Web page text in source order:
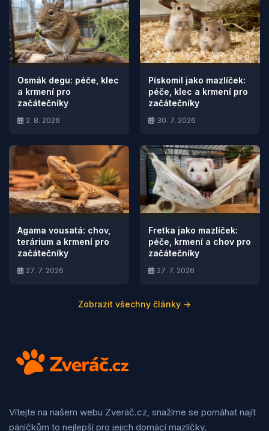
Osmák degu: péče, klec
a krmení pro
začátečníky
2. 8. 2026
Pískomil jako mazlíček:
péče, klec a krmení pro
začátečníky
30. 7. 2026
Agama vousatá: chov,
terárium a krmení pro
začátečníky
27. 7. 2026
Fretka jako mazlíček:
péče, krmení a chov pro
začátečníky
27. 7. 2026
Zobrazit všechny články →
Vítejte na našem webu Zveráč.cz, snažíme se pomáhat najít
páníčkům to nejlepší pro jejich domácí mazlíčky.